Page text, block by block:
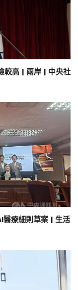
較高 | 兩岸 | 中央社
療細則草案 | 生活